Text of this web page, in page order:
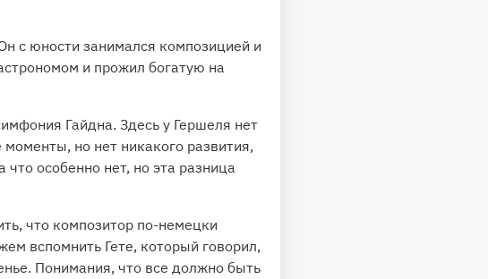
с юности занимался композицией и
и прожил богатую на
Гайдна. Здесь у Гершеля нет
но нет никакого развития,
особенно нет, но эта разница
что композитор по-немецки
вспомнить Гете, который говорил,
Понимания, что все должно быть